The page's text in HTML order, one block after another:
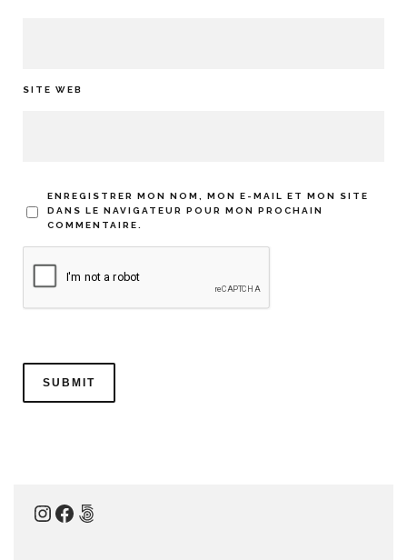
SITE WEB
ENREGISTRER MON NOM, MON E-MAIL ET MON SITE
DANS LE NAVIGATEUR POUR MON PROCHAIN
COMMENTAIRE.
Instagram
Facebook
500px